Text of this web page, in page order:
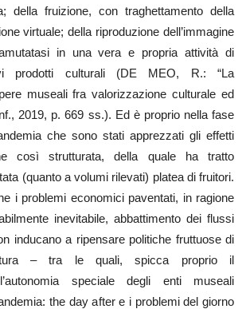
della fruizione, con traghettamento della
virtuale; della riproduzione dell’immagine
in una vera e propria attività di
prodotti culturali (DE MEO, R.: “La
museali fra valorizzazione culturale ed
2019, p. 669 ss.). Ed è proprio nella fase
che sono stati apprezzati gli effetti
così strutturata, della quale ha tratto
(quanto a volumi rilevati) platea di fruitori.
i problemi economici paventati, in ragione
inevitabile, abbattimento dei flussi
inducano a ripensare politiche fruttuose di
– tra le quali, spicca proprio il
speciale degli enti museali
the day after e i problemi del giorno